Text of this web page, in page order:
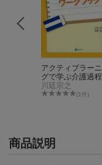
アクティブラー
グで学ぶ介護過程
ークブック
川廷宗之
(1件)
商品説明